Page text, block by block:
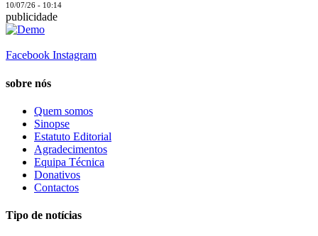
10/07/26 - 10:14
publicidade
Facebook Instagram
sobre nós
Quem somos
Sinopse
Estatuto Editorial
Agradecimentos
Equipa Técnica
Donativos
Contactos
Tipo de notícias